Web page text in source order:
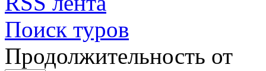
Поиск туров
Продолжительность от